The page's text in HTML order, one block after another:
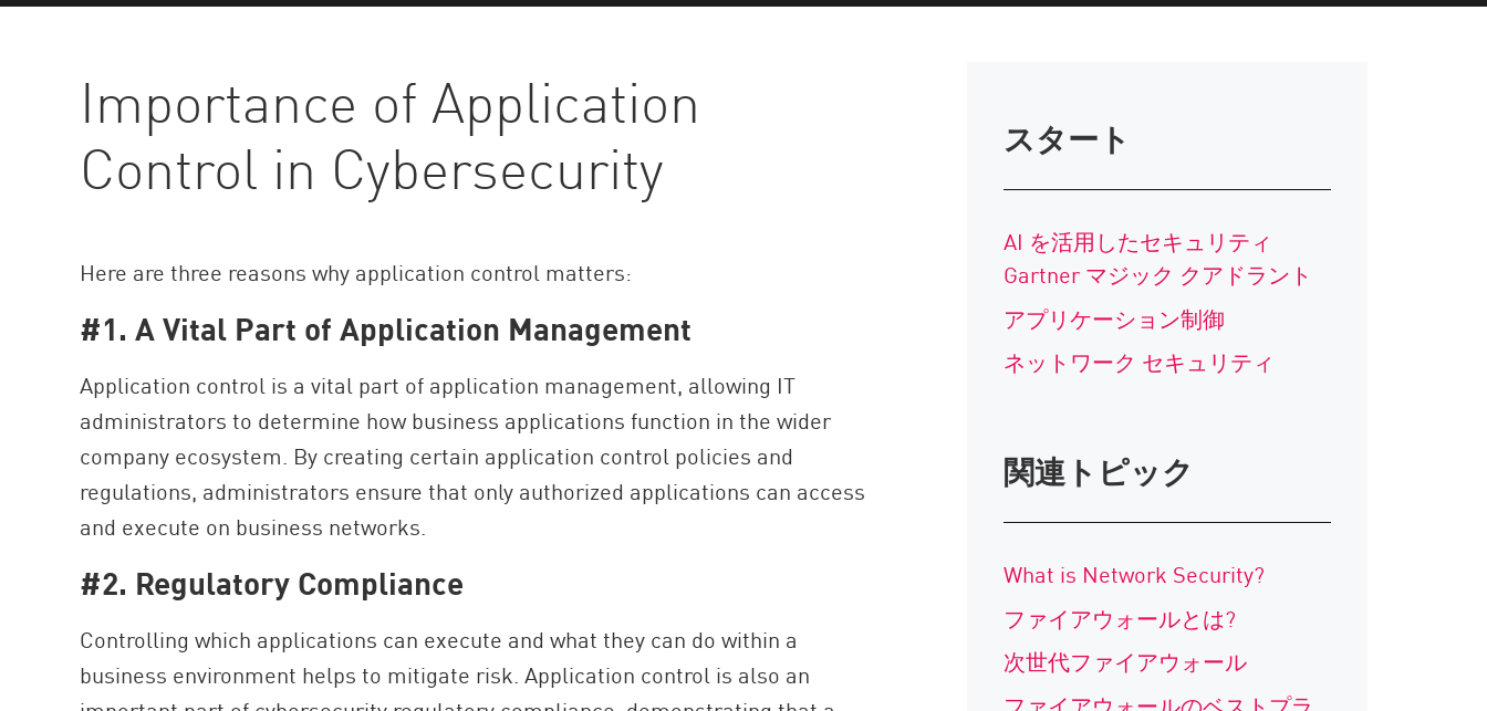
AI Agent Security
Importance of Application
Control in Cybersecurity
Here are three reasons why application control matters:
#1. A Vital Part of Application Management
Application control is a vital part of application management, allowing IT
administrators to determine how business applications function in the wider
company ecosystem. By creating certain application control policies and
regulations, administrators ensure that only authorized applications can access
and execute on business networks.
#2. Regulatory Compliance
Controlling which applications can execute and what they can do within a
business environment helps to mitigate risk. Application control is also an
スタート
AI を活用したセキュリティ
Gartner マジック クアドラント
アプリケーション制御
ネットワーク セキュリティ
関連トピック
What is Network Security?
ファイアウォールとは?
次世代ファイアウォール
ファイアウォールのベストプラ